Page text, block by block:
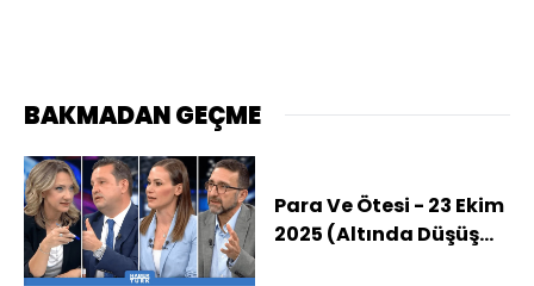
BAKMADAN GEÇME
Para Ve Ötesi - 23 Ekim
2025 (Altında Düşüş